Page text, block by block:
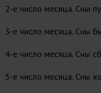
2-е число месяца. Сны
3-е число месяца. Сны
4-е число месяца. Сны
5-е число месяца. Сны